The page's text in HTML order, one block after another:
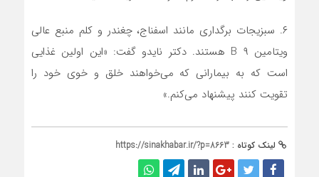
۶. سبزیجات برگداری مانند اسفناج، چغندر و کلم منبع عالی
ویتامین B ۹ هستند. دکتر نایدو گفت: «این اولین غذایی
است که به بیمارانی که می‌خواهند خلق و خوی خود را
تقویت کنند پیشنهاد می‌کنم.»
لینک کوتاه : https://sinakhabar.ir/?p=8663